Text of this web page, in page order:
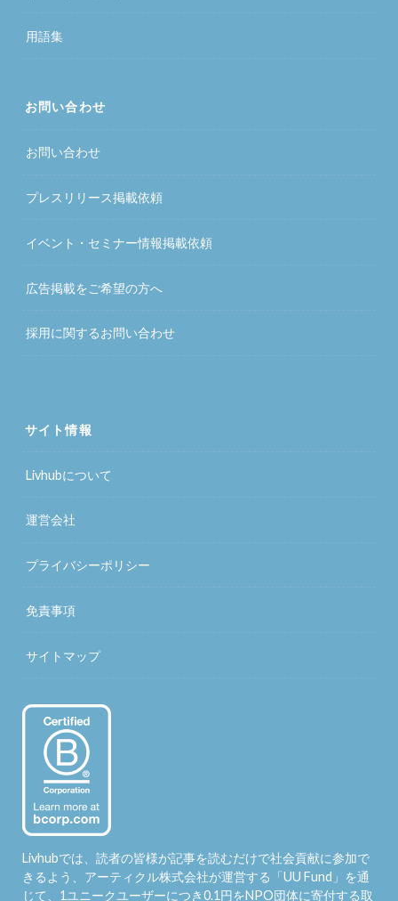
用語集
お問い合わせ
お問い合わせ
プレスリリース掲載依頼
イベント・セミナー情報掲載依頼
広告掲載をご希望の方へ
採用に関するお問い合わせ
サイト情報
Livhubについて
運営会社
プライバシーポリシー
免責事項
サイトマップ
Livhubでは、読者の皆様が記事を読むだけで社会貢献に参加で
きるよう、アーティクル株式会社が運営する「UU Fund 」を通
じて、1ユニークユーザーにつき0.1円をNPO団体に寄付する取